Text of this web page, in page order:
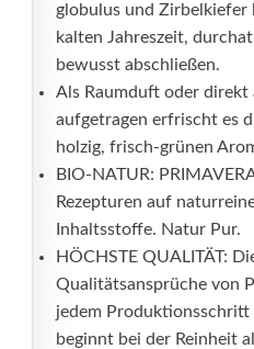
globulus und Zirbelkiefer
kalten Jahreszeit,
bewusst abschließen.
Als Raumduft oder direkt
aufgetragen erfrischt es
holzig, frisch-grünen
BIO-NATUR:
Rezepturen auf
Inhaltsstoffe. Natur Pur.
HÖCHSTE QUALITÄT:
Qualitätsansprüche von
jedem Produktionsschritt
beginnt bei der Reinheit